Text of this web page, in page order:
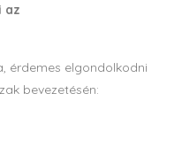
az
érdemes elgondolkodni
bevezetésén: